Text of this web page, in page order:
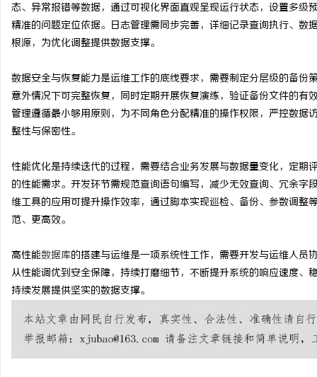
态、异常报错等数据，通过可视化界面直观呈现运行状态，设置多
精准的问题定位依据。日志管理需同步完善，详细记录查询执行、
根源，为优化调整提供数据支撑。
数据安全与恢复能力是运维工作的底线要求，需要制定分层级的备
意外情况下可完整恢复，同时定期开展恢复演练，验证备份文件的
管理遵循最小够用原则，为不同角色分配精准的操作权限，严控数
整性与保密性。
性能优化是持续迭代的过程，需要结合业务发展与数据量变化，定
的性能需求。开发环节需规范查询语句编写，减少无效查询、冗余
维工具的应用可提升操作效率，通过脚本实现巡检、备份、参数调
范、更高效。
高性能数据库的搭建与运维是一项系统性工作，需要开发与运维人员
从性能调优到安全保障，持续打磨细节，不断提升系统的响应速度
持续发展提供坚实的数据支撑。